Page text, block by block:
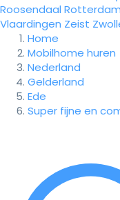
Roosendaal Rotterdam
Vlaardingen Zeist
Home
Mobilhome huren
Nederland
Gelderland
Ede
Super fijne en